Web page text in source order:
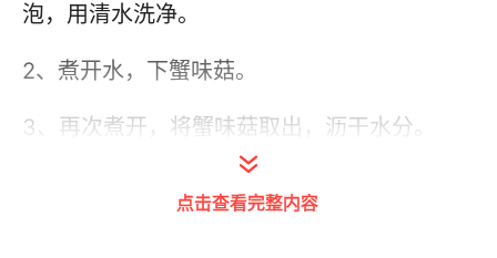
泡，用清水洗净。
2、煮开水，下蟹味菇。
3、再次煮开，将蟹味菇取出，沥干水分。
点击查看完整内容